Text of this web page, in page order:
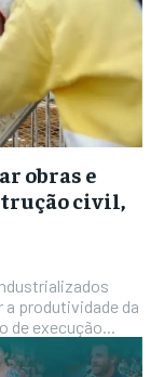
obras e
civil,
a produtividade da
de execução...